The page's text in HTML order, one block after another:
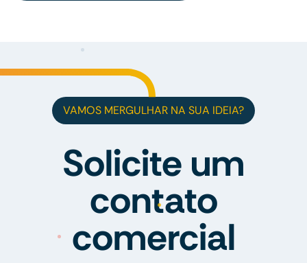
VAMOS MERGULHAR NA SUA IDEIA?
Solicite um
contato
comercial